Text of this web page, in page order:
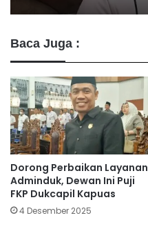
Baca Juga :
Dorong Perbaikan Layanan
Adminduk, Dewan Ini Puji
FKP Dukcapil Kapuas
4 Desember 2025